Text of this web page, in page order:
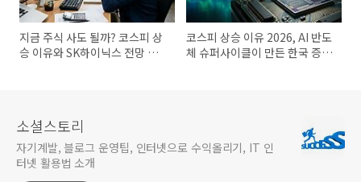
지금 주식 사도 될까? 코스피 상
승 이유와 SK하이닉스 전망 총
코스피 상승 이유 2026, AI 반도
체 슈퍼사이클이 만든 한국 증시
소셜스토리
자기계발, 블로그 운영팁, 인터넷으로 수익올리기, IT 인
터넷 활용법 소개